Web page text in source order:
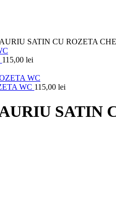
SATIN CU ROZETA
115,00 lei
WC 115,00 lei
SATIN